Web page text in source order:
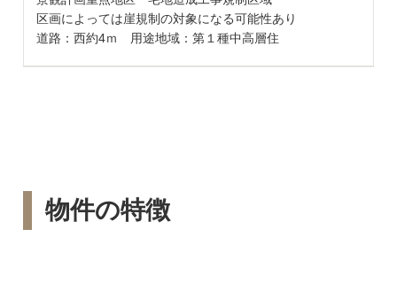
区画によっては崖規制の対象になる可能性あり
道路：西約4ｍ 用途地域：第１種中高層住
物件の特徴